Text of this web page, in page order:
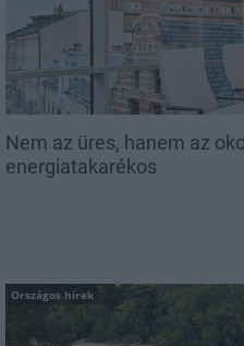
Nem az üres, hanem az
energiatakarékos
Országos hírek